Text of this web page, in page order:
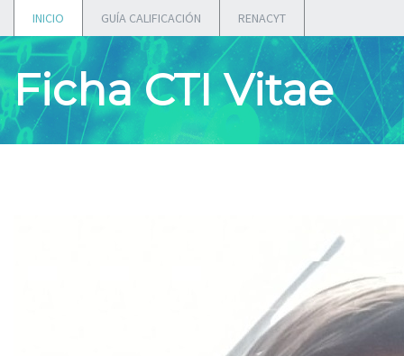
INICIO GUÍA CALIFICACIÓN RENACYT
Ficha CTI Vitae